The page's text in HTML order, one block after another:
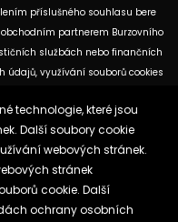
příslušného souhlasu bere
partnerem Burzovního
službách nebo finančních
údajů, využívání souborů cookies
U jednotlivých článků mohou
původní analýzy nebo datu,
tržní údaje.
cookies
technologie, které jsou
Další soubory cookie
webových stránek.
stránek
cookie. Další
ochrany osobních